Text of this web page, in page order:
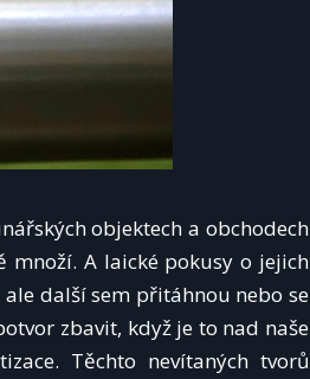
objektech a obchodech
množí. A laické pokusy o jejich
další sem přitáhnou nebo se
zbavit, když je to nad naše
Těchto nevítaných tvorů